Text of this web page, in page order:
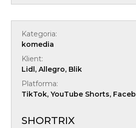
Kategoria:
komedia
Klient:
Lidl, Allegro, Blik
Platforma:
TikTok, YouTube Shorts,
SHORTRIX